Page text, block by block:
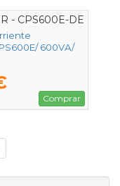
- CPS600E-DE
600VA/
Comprar